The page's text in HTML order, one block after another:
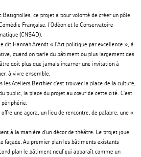
Batignolles, ce projet a pour volonté de créer un pôle
Française, l’Odéon et le Conservatoire
(CNSAD).
dit Hannah Arendt « l’Art politique par excellence », à
quand on parle du bâtiment ou plus largement des
doit plus que jamais incarner une invitation à
à vivre ensemble.
les Ateliers Berthier c’est trouver la place de la culture,
public, la place du projet au cœur de cette cité. C’est
une agora, un lieu de rencontre, de palabre, une «
à la manière d’un décor de théâtre. Le projet joue
façade. Au premier plan les bâtiments existants
plan le bâtiment neuf qui apparaît comme un